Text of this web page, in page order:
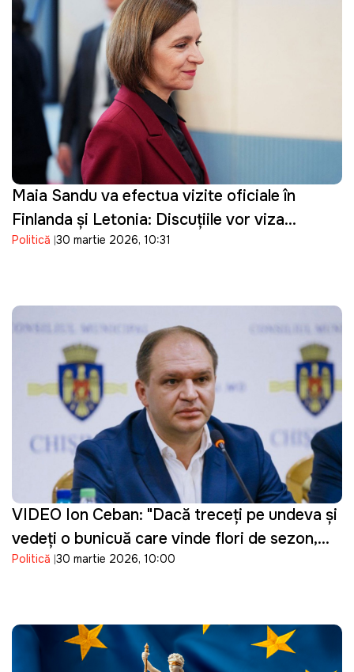
Maia Sandu va efectua vizite oficiale în
Finlanda și Letonia: Discuțiile vor viza
parcursul european al Republicii Moldova
Politică 30 martie 2026, 10:31
VIDEO Ion Ceban: "Dacă treceți pe undeva și
vedeți o bunicuță care vinde flori de sezon,
cumpărați un buchet"
Politică 30 martie 2026, 10:00